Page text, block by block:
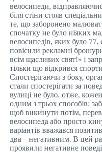
велосипеди,
біля стіни стояв
те, що заборонено
спочатку не було ніяких
велосипедів, яких було
повісили рекламні
всім щасливих свят!» і
тільки що відкрився
Спостерігаючи з боку,
стали спостерігати за
вулиці не було, отже,
одним з трьох способів:
щоб викинути потім,
велосипеда або просто
варіантів вважався
два – негативним. В цей
проявили негативне